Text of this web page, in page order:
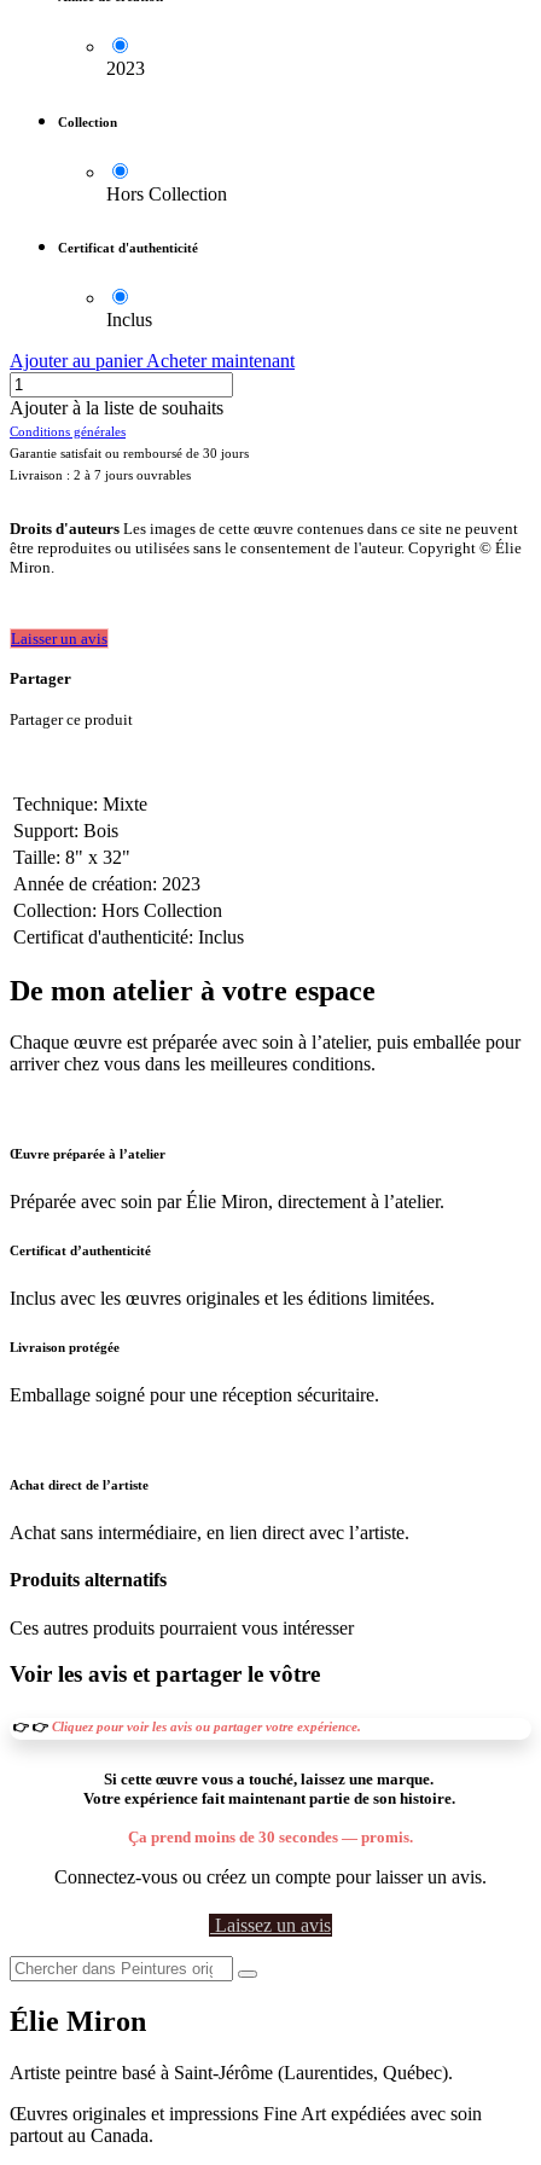
2023
Collection
Hors Collection
Certificat d'authenticité
Inclus
Ajouter au panierAcheter maintenant
Ajouter à la liste de souhaits
Conditions générales
Garantie satisfait ou remboursé de 30 jours
Livraison : 2 à 7 jours ouvrables
Droits d'auteurs Les images de cette œuvre contenues dans ce site ne peuvent
être reproduites ou utilisées sans le consentement de l'auteur. Copyright © Élie
Miron.
Laisser un avis
Partager
Partager ce produit
Technique: Mixte
Support: Bois
Taille: 8" x 32"
Année de création: 2023
Collection: Hors Collection
Certificat d'authenticité: Inclus
De mon atelier à votre espace
Chaque œuvre est préparée avec soin à l’atelier, puis emballée pour
arriver chez vous dans les meilleures conditions.
Œuvre préparée à l’atelier
Préparée avec soin par Élie Miron, directement à l’atelier.
Certificat d’authenticité
Inclus avec les œuvres originales et les éditions limitées.
Livraison protégée
Emballage soigné pour une réception sécuritaire.
Achat direct de l’artiste
Achat sans intermédiaire, en lien direct avec l’artiste.
Produits alternatifs
Ces autres produits pourraient vous intéresser
Voir les avis et partager le vôtre
👉 👉 Cliquez pour voir les avis ou partager votre expérience.
Si cette œuvre vous a touché, laissez une marque.
Votre expérience fait maintenant partie de son histoire.
Ça prend moins de 30 secondes — promis.
Connectez-vous ou créez un compte pour laisser un avis.
Laissez un avis
Élie Miron
Artiste peintre basé à Saint-Jérôme (Laurentides, Québec).
Œuvres originales et impressions Fine Art expédiées avec soin
partout au Canada.